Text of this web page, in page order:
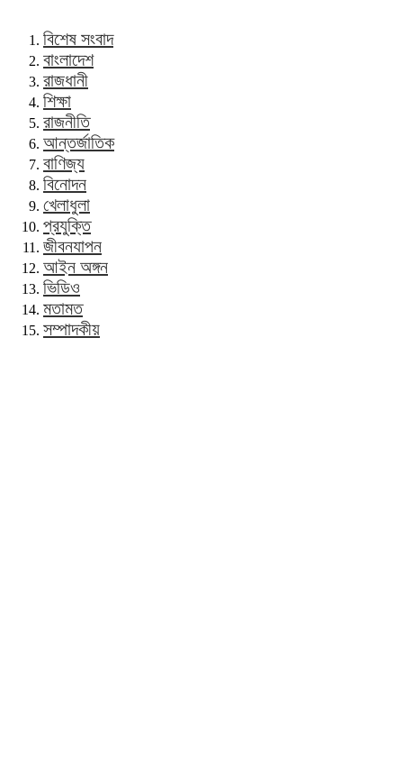
বিশেষ সংবাদ
বাংলাদেশ
রাজধানী
শিক্ষা
রাজনীতি
আন্তর্জাতিক
বাণিজ্য
বিনোদন
খেলাধুলা
প্রযুক্তি
জীবনযাপন
আইন অঙ্গন
ভিডিও
মতামত
সম্পাদকীয়